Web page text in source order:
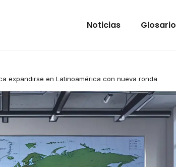
Noticias Glosario
expandirse en Latinoamérica con nueva ronda